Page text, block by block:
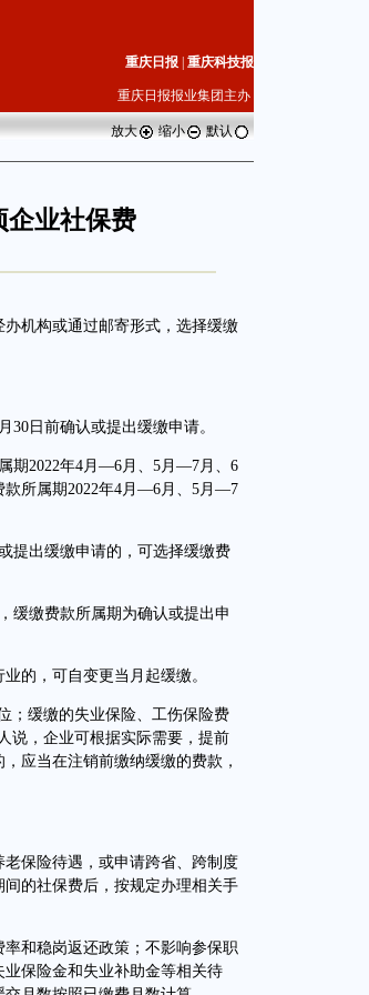
重庆日报 重庆科技报
重庆日报报业集团主办
放大 缩小 默认
企业社保费
机构或通过邮寄形式，选择缓缴
日前确认或提出缓缴申请。
期2022年4月—6月、5月—7月、6
款所属期2022年4月—6月、5月—7
出缓缴申请的，可选择缓缴费
缴费款所属期为确认或提出申
的，可自变更当月起缓缴。
缓缴的失业保险、工伤保险费
说，企业可根据实际需要，提前
应当在注销前缴纳缓缴的费款，
保险待遇，或申请跨省、跨制度
的社保费后，按规定办理相关手
和稳岗返还政策；不影响参保职
保险金和失业补助金等相关待